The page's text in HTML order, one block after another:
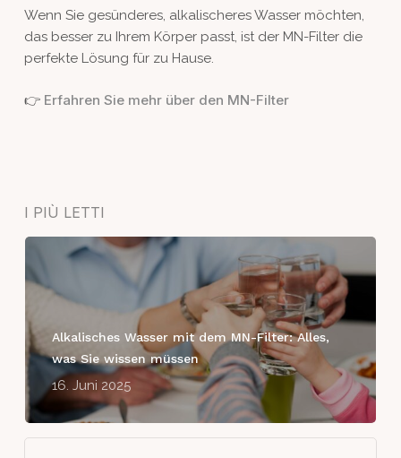
Wenn Sie gesünderes, alkalischeres Wasser möchten,
das besser zu Ihrem Körper passt, ist der MN-Filter die
perfekte Lösung für zu Hause.
👉 Erfahren Sie mehr über den MN-Filter
I PIÙ LETTI
Alkalisches Wasser mit dem MN-Filter: Alles,
was Sie wissen müssen
16. Juni 2025